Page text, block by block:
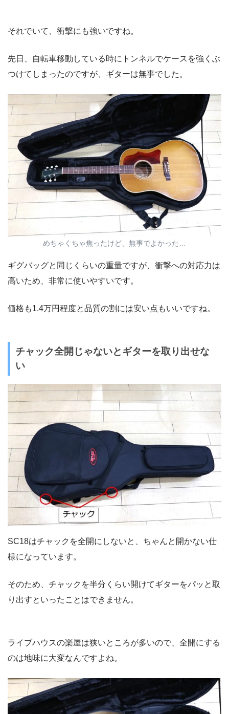
それでいて、衝撃にも強いですね。
先日、自転車移動している時にトンネルでケースを強くぶ
つけてしまったのですが、ギターは無事でした。
めちゃくちゃ焦ったけど、無事でよかった…
ギグバッグと同じくらいの重量ですが、衝撃への対応力は
高いため、非常に使いやすいです。
価格も1.4万円程度と品質の割には安い点もいいですね。
チャック全開じゃないとギターを取り出せな
い
SC18はチャックを全開にしないと、ちゃんと開かない仕
様になっています。
そのため、チャックを半分くらい開けてギターをパッと取
り出すといったことはできません。
ライブハウスの楽屋は狭いところが多いので、全開にする
のは地味に大変なんですよね。